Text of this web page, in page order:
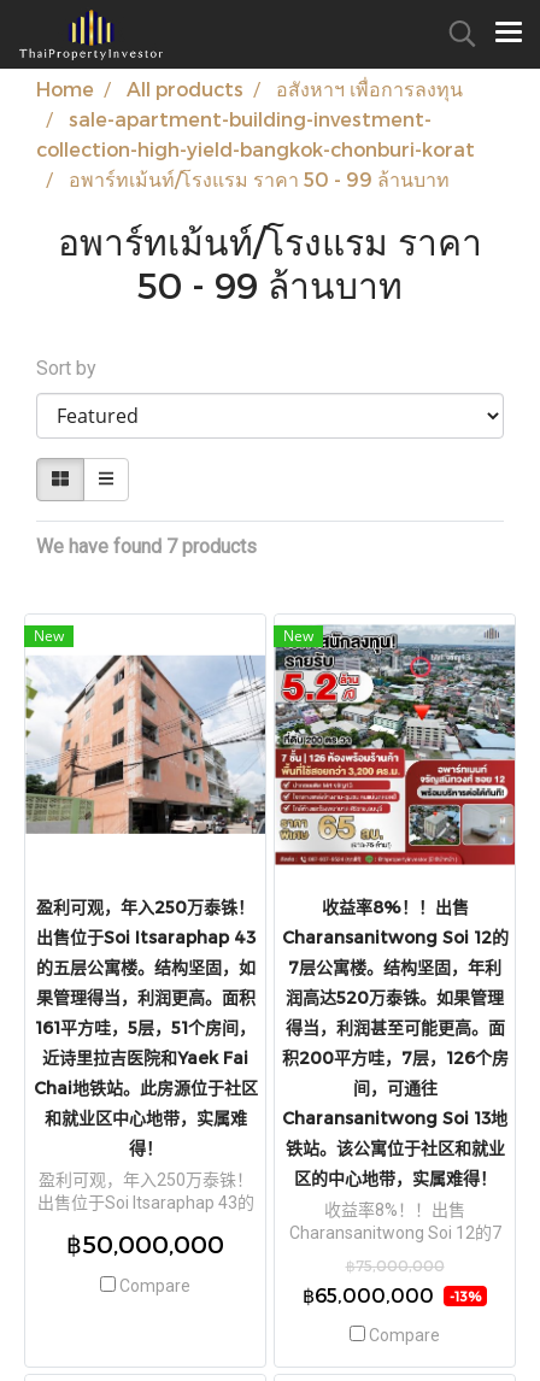
Home All products
อสังหาฯ เพื่อการลงทุน
sale-apartment-building-investment-
collection-high-yield-bangkok-chonburi-korat
อพาร์ทเม้นท์/โรงแรม ราคา 50 - 99 ล้านบาท
อพาร์ทเม้นท์/โรงแรม ราคา
50 - 99 ล้านบาท
Sort by
We have found 7 products
New
盈利可观，年入250万泰铢！
出售位于Soi Itsaraphap 43
的五层公寓楼。结构坚固，如
果管理得当，利润更高。面积
161平方哇，5层，51个房间，
近诗里拉吉医院和Yaek Fai
Chai地铁站。此房源位于社区
和就业区中心地带，实属难
得！
盈利可观，年入250万泰铢！
出售位于Soi Itsaraphap 43的
管理得当，利润更高。面积
近诗里拉吉医院和Yaek Fai
得！
฿50,000,000
Compare
New
收益率8%！！出售
Charansanitwong Soi 12的
7层公寓楼。结构坚固，年利
润高达520万泰铢。如果管理
得当，利润甚至可能更高。面
积200平方哇，7层，126个房
间，可通往
Charansanitwong Soi 13地
铁站。该公寓位于社区和就业
区的中心地带，实属难得！
收益率8%！！出售
Charansanitwong Soi 12的7
高达520万泰铢。如果管理得
当，利润甚至可能更高。面积
200平方哇，7层，126个房
间，可通往Charansanitwong
Soi 13地铁站。该公寓位于社
฿75,000,000
฿65,000,000 -13%
Compare